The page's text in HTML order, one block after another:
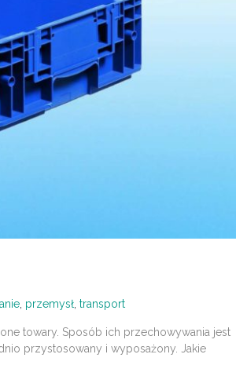
przemysł transport
towary. Sposób ich przechowywania jest
przystosowany i wyposażony. Jakie